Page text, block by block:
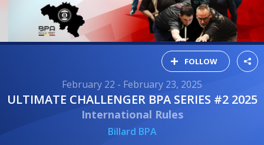
FOLLOW
February 22 - February 23, 2025
ULTIMATE CHALLENGER BPA SERIES #2 2025
International Rules
Billard BPA